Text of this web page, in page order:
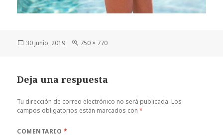
Publicado
30 junio, 2019
Tamaño
750 × 770
Deja una respuesta
Tu dirección de correo electrónico no será publicada. Los
campos obligatorios están marcados con*
COMENTARIO *